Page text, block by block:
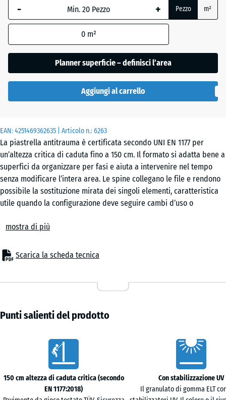
EAN:4251469362635 | Articolo n.:6263
La piastrella antitrauma è certificata secondo UNI EN 1177 per
un’altezza critica di caduta fino a 150 cm. Il formato si adatta bene a
superfici da organizzare per fasi e aiuta a intervenire nel tempo
senza modificare l’intera area. Le spine collegano le file e rendono
possibile la sostituzione mirata dei singoli elementi, caratteristica
utile quando la configurazione deve seguire cambi d’uso o
Ambiti d’uso
cm, come sotto scivoli standard, altalene e strutture di arrampicata
di dimensioni contenute. Trova impiego in aree gioco pubbliche e
attività motorie di diversa intensità e può essere inserita anche in
Struttura e materiale
Realizzata in granulato ELT legato con poliuretano, presenta una
superficie e uno strato inferiore a granulometria media con
funzione ammortizzante. La combinazione consente una
distribuzione equilibrata delle sollecitazioni. Il comportamento
elastico rimane prevedibile nel tempo.
Parte inferiore e drenaggio
mostra di più
Scarica la scheda tecnica
cielo
Beige
Rosso
mattone
- 2,80 €
Verde
erba
- 1,80 €
- + Pezzo m²
0 m²
Planner superficie – definisci l’area
Aggiungi al carrello
Punti salienti del prodotto
Caratteristiche
150 cm altezza di caduta critica (secondo
EN 1177:2018)
Con stabilizzazione UV
Il granulato di gomma ELT